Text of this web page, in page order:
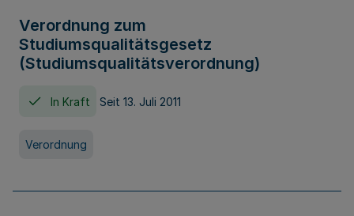
Verordnung zum
Studiumsqualitätsgesetz
(Studiumsqualitätsverordnung)
In Kraft Seit 13. Juli 2011
Verordnung